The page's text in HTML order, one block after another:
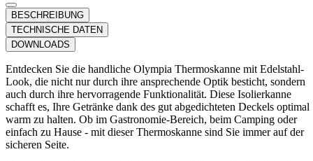
BESCHREIBUNG
TECHNISCHE DATEN
DOWNLOADS
Entdecken Sie die handliche Olympia Thermoskanne mit Edelstahl-
Look, die nicht nur durch ihre ansprechende Optik besticht, sondern
auch durch ihre hervorragende Funktionalität. Diese Isolierkanne
schafft es, Ihre Getränke dank des gut abgedichteten Deckels optimal
warm zu halten. Ob im Gastronomie-Bereich, beim Camping oder
einfach zu Hause - mit dieser Thermoskanne sind Sie immer auf der
sicheren Seite.